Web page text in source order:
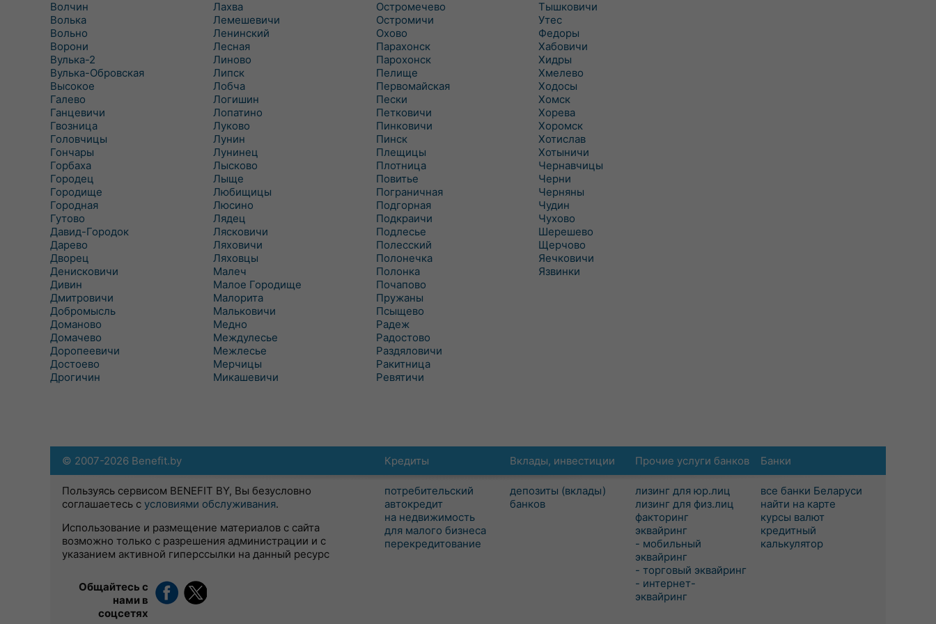
Волчин
Волька
Вольно
Ворони
Вулька-2
Вулька-Обровская
Высокое
Галево
Ганцевичи
Гвозница
Головчицы
Гончары
Горбаха
Городец
Городище
Городная
Гутово
Давид-Городок
Дарево
Дворец
Денисковичи
Дивин
Дмитровичи
Добромысль
Доманово
Домачево
Доропеевичи
Достоево
Дрогичин
Лахва
Лемешевичи
Ленинский
Лесная
Линово
Липск
Лобча
Логишин
Лопатино
Луково
Лунин
Лунинец
Лысково
Лыще
Любищицы
Люсино
Лядец
Лясковичи
Ляховичи
Ляховцы
Малеч
Малое Городище
Малорита
Мальковичи
Медно
Междулесье
Межлесье
Мерчицы
Микашевичи
Остромечево
Остромичи
Охово
Парахонск
Парохонск
Пелище
Первомайская
Пески
Петковичи
Пинковичи
Пинск
Плещицы
Плотница
Повитье
Пограничная
Подгорная
Подкраичи
Подлесье
Полесский
Полонечка
Полонка
Почапово
Пружаны
Псыщево
Радеж
Радостово
Раздяловичи
Ракитница
Ревятичи
Тышковичи
Утес
Федоры
Хабовичи
Хидры
Хмелево
Ходосы
Хомск
Хорева
Хоромск
Хотислав
Хотыничи
Чернавчицы
Черни
Черняны
Чудин
Чухово
Шерешево
Щерчово
Яечковичи
Язвинки
Кредиты
потребительский
автокредит
на недвижимость
для малого бизнеса
перекредитование
Вклады, инвестиции
депозиты (вклады)
банков
Прочие услуги банков
лизинг для юр.лиц
лизинг для физ.лиц
факторинг
эквайринг
- мобильный
эквайринг
- торговый эквайринг
- интернет-
эквайринг
Банки
все банки Беларуси
найти на карте
курсы валют
кредитный
калькулятор
© 2007-2026 Benefit.by
Пользуясь сервисом BENEFIT BY, Вы безусловно
соглашаетесь с условиями обслуживания.
Использование и размещение материалов с сайта
возможно только с разрешения администрации и с
указанием активной гиперссылки на данный ресурс
Общайтесь с
нами в
соцсетях